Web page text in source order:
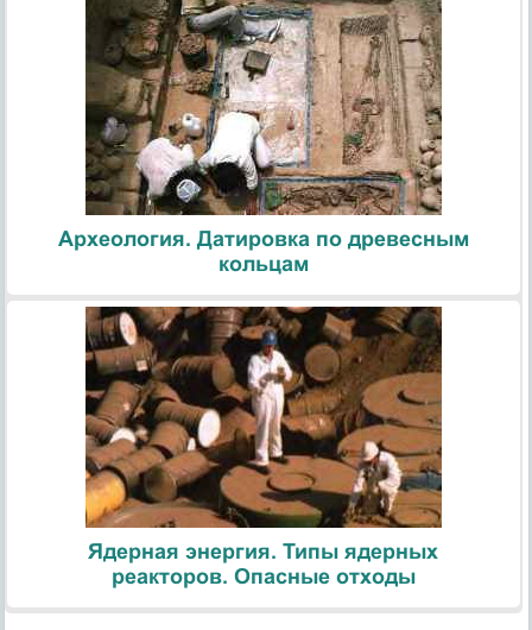
Археология. Датировка по древесным
кольцам
Ядерная энергия. Типы ядерных
реакторов. Опасные отходы